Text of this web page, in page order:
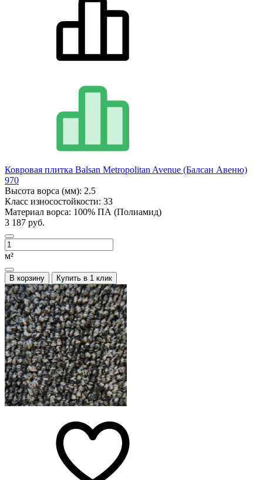
Ковровая плитка Balsan Metropolitan Avenue (Балсан Авеню)
970
Высота ворса (мм): 2.5
Класс износостойкости: 33
Материал ворса: 100% ПА (Полиамид)
3 187 руб.
м²
В корзину Купить в 1 клик